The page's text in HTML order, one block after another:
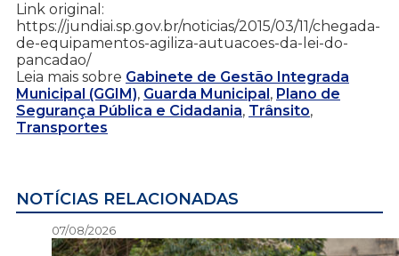
Link original:
https://jundiai.sp.gov.br/noticias/2015/03/11/chegada-
de-equipamentos-agiliza-autuacoes-da-lei-do-
pancadao/
Leia mais sobre Gabinete de Gestão Integrada
Municipal (GGIM), Guarda Municipal, Plano de
Segurança Pública e Cidadania, Trânsito,
Transportes
NOTÍCIAS RELACIONADAS
07/08/2026